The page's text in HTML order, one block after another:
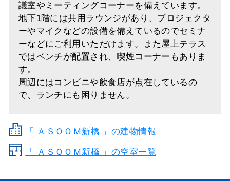
議室やミーティングコーナーを備えています。
地下1階には共用ラウンジがあり、プロジェクタ
ーやマイクなどの設備を備えているのでセミナ
ーなどにご利用いただけます。また屋上テラス
ではベンチが配置され、喫煙コーナーもありま
す。
周辺にはコンビニや飲食店が点在しているの
で、ランチにも困りません。
「 ＡＳＯＯＭ新橋 」の建物情報
「 ＡＳＯＯＭ新橋 」の空室一覧